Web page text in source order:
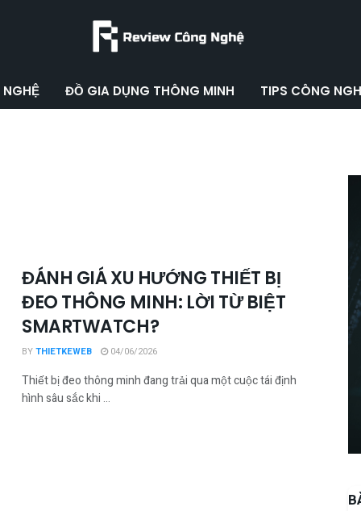
ĐỒ GIA DỤNG THÔNG MINH TIPS CÔNG
ĐÁNH GIÁ XU HƯỚNG THIẾT BỊ
ĐEO THÔNG MINH: LỜI TỪ BIỆT
SMARTWATCH?
BYTHIETKEWEB 04/06/2026
Thiết bị đeo thông minh đang trải qua một cuộc tái định
hình sâu sắc khi ...